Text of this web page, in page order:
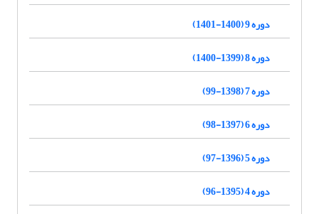
دوره 9 (1400-1401)
دوره 8 (1399-1400)
دوره 7 (1398-99)
دوره 6 (1397-98)
دوره 5 (1396-97)
دوره 4 (1395-96)